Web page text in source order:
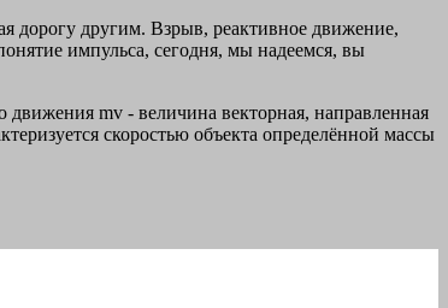
дорогу другим. Взрыв, реактивное движение,
импульса, сегодня, мы надеемся, вы
движения mv - величина векторная, направленная
скоростью объекта определённой массы